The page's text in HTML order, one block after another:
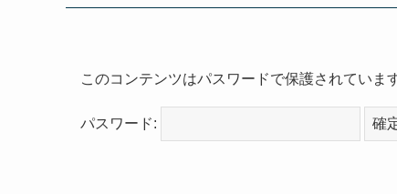
このコンテンツはパスワードで保護されていま
パスワード: